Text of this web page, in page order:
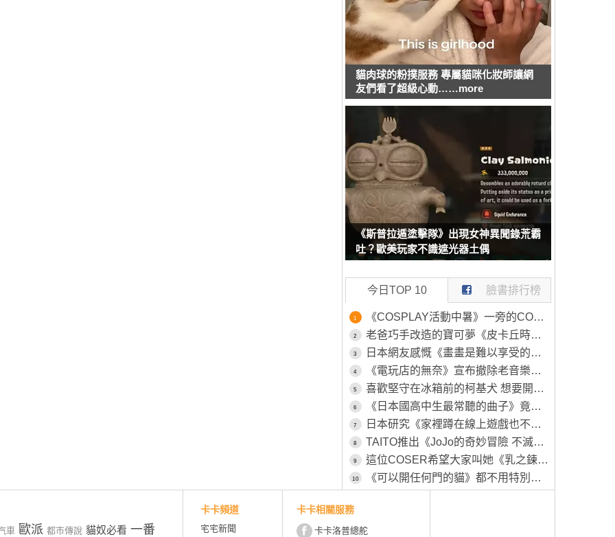
貓肉球的粉撲服務 專屬貓咪化妝師讓網
友們看了超級心動……more
《斯普拉遁塗擊隊》出現女神異聞錄荒霸
吐？歐美玩家不識遮光器土偶
今日TOP 10 臉書排行榜
1 《COSPLAY活動中暑》一旁的COSER見狀幫忙叫救護車 卻被工作人員嫌棄了
2 老爸巧手改造的寶可夢《皮卡丘時鐘》原本的模樣被女兒嫌棄不可愛，所以特別為其特別製作一番
3 日本網友感慨《畫畫是難以享受的興趣》畫得不好就永遠得不到樂趣了？
4 《電玩店的無奈》宣布撤除老音樂遊戲機台 平常沒人玩這時候卻又高喊不要撤
5 喜歡堅守在冰箱前的柯基犬 想要開冰箱拿個東西還得挪開...然後在放回去XD
6 《日本國高中生最常聽的曲子》竟然是26年前的色情塗鴉 該怎麼解讀這種現象呢？
7 日本研究《家裡蹲在線上遊戲也不會社交》越玩越沒辦法回歸社會？
8 TAITO推出《JoJo的奇妙冒險 不滅鑽石》新周邊「穿心攻擊」將於八月下旬正式推出
9 這位COSER希望大家叫她《乳之鍊金術師》自認調整乳量的努力不輸任何人
10 《可以開任何門的貓》都不用特別開小洞給牠，整個家貓貓進出完全自由
車 歐派 都市傳說 貓奴必看 一番
卡卡頻道
宅宅新聞
卡卡相關服務
卡卡洛普總舵